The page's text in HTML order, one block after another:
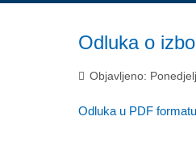
Odluka o
Objavljeno:
Odluka u PDF formatu